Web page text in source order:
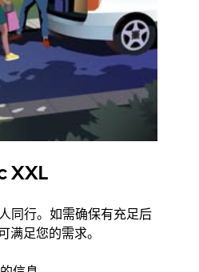
XXL
同行。如需确保有充足后
满足您的需求。